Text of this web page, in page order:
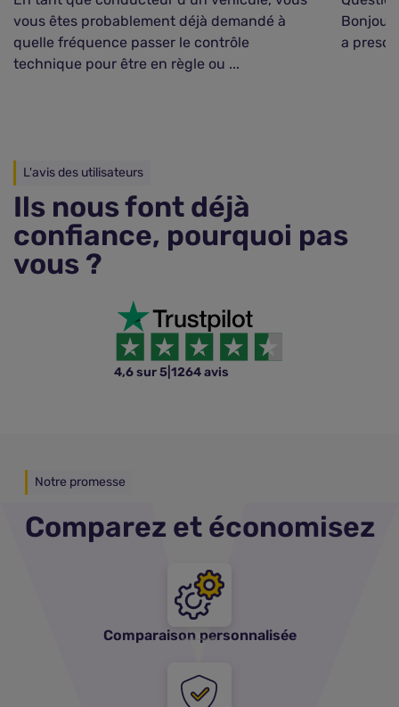
vous êtes probablement déjà demandé à
quelle fréquence passer le contrôle
technique pour être en règle ou ...
a
L'avis des utilisateurs
Ils nous font déjà
confiance, pourquoi pas
vous ?
4,6 sur 5 1264 avis
Notre promesse
Comparez et économisez
Comparaison personnalisée